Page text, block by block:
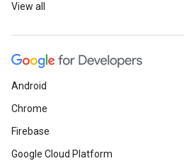
View all
Android
Chrome
Firebase
Google Cloud Platform